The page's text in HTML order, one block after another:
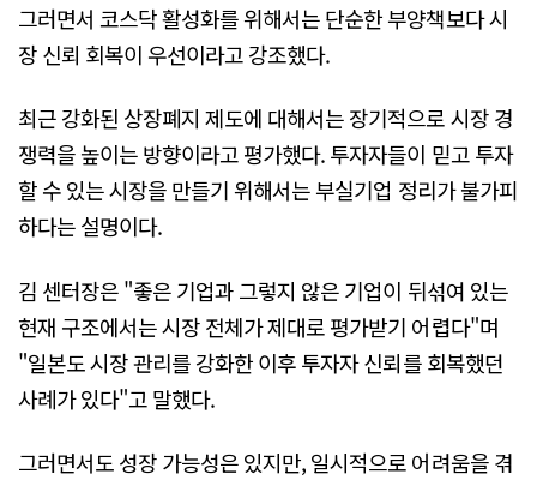
그러면서 코스닥 활성화를 위해서는 단순한 부양책보다 시
장 신뢰 회복이 우선이라고 강조했다.
최근 강화된 상장폐지 제도에 대해서는 장기적으로 시장 경
쟁력을 높이는 방향이라고 평가했다. 투자자들이 믿고 투자
할 수 있는 시장을 만들기 위해서는 부실기업 정리가 불가피
하다는 설명이다.
김 센터장은 "좋은 기업과 그렇지 않은 기업이 뒤섞여 있는
현재 구조에서는 시장 전체가 제대로 평가받기 어렵다"며
"일본도 시장 관리를 강화한 이후 투자자 신뢰를 회복했던
사례가 있다"고 말했다.
그러면서도 성장 가능성은 있지만, 일시적으로 어려움을 겪